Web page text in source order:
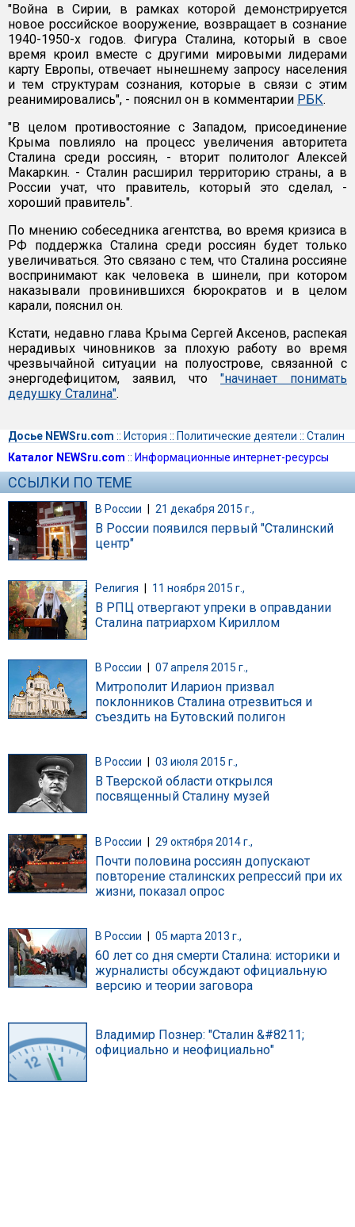
"Война в Сирии, в рамках которой демонстрируется
новое российское вооружение, возвращает в сознание
1940-1950-х годов. Фигура Сталина, который в свое
время кроил вместе с другими мировыми лидерами
карту Европы, отвечает нынешнему запросу населения
и тем структурам сознания, которые в связи с этим
реанимировались", - пояснил он в комментарии РБК.
"В целом противостояние с Западом, присоединение
Крыма повлияло на процесс увеличения авторитета
Сталина среди россиян, - вторит политолог Алексей
Макаркин. - Сталин расширил территорию страны, а в
России учат, что правитель, который это сделал, -
хороший правитель".
По мнению собеседника агентства, во время кризиса в
РФ поддержка Сталина среди россиян будет только
увеличиваться. Это связано с тем, что Сталина россияне
воспринимают как человека в шинели, при котором
наказывали провинившихся бюрократов и в целом
карали, пояснил он.
Кстати, недавно глава Крыма Сергей Аксенов, распекая
нерадивых чиновников за плохую работу во время
чрезвычайной ситуации на полуострове, связанной с
энергодефицитом, заявил, что "начинает понимать
дедушку Сталина".
Досье NEWSru.com :: История :: Политические деятели :: Сталин
Каталог NEWSru.com :: Информационные интернет-ресурсы
ССЫЛКИ ПО ТЕМЕ
В России | 21 декабря 2015 г.,
В России появился первый "Сталинский
центр"
Религия 11 ноября 2015 г.,
В РПЦ отвергают упреки в оправдании
Сталина патриархом Кириллом
В России 07 апреля 2015 г.,
Митрополит Иларион призвал
поклонников Сталина отрезвиться и
съездить на Бутовский полигон
В России 03 июля 2015 г.,
В Тверской области открылся
посвященный Сталину музей
В России | 29 октября 2014 г.,
Почти половина россиян допускают
повторение сталинских репрессий при их
жизни, показал опрос
В России 05 марта 2013 г.,
60 лет со дня смерти Сталина: историки и
журналисты обсуждают официальную
версию и теории заговора
Владимир Познер: "Сталин &#8211;
официально и неофициально"